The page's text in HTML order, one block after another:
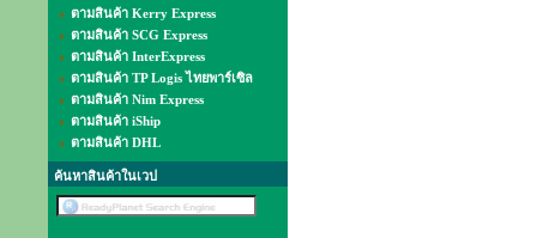
ตามสินค้า Kerry Express
ตามสินค้า SCG Express
ตามสินค้า InterExpress
ตามสินค้า TP Logis ไทยพาร์เซิล
ตามสินค้า Nim Express
ตามสินค้า iShip
ตามสินค้า DHL
ค้นหาสินค้าในเวป